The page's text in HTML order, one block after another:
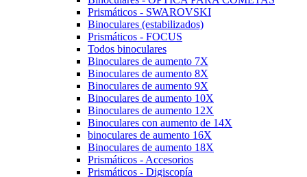
Prismáticos - SWAROVSKI
Binoculares (estabilizados)
Prismáticos - FOCUS
Todos binoculares
Binoculares de aumento 7X
Binoculares de aumento 8X
Binoculares de aumento 9X
Binoculares de aumento 10X
Binoculares de aumento 12X
Binoculares con aumento de 14X
binoculares de aumento 16X
Binoculares de aumento 18X
Prismáticos - Accesorios
Prismáticos - Digiscopía